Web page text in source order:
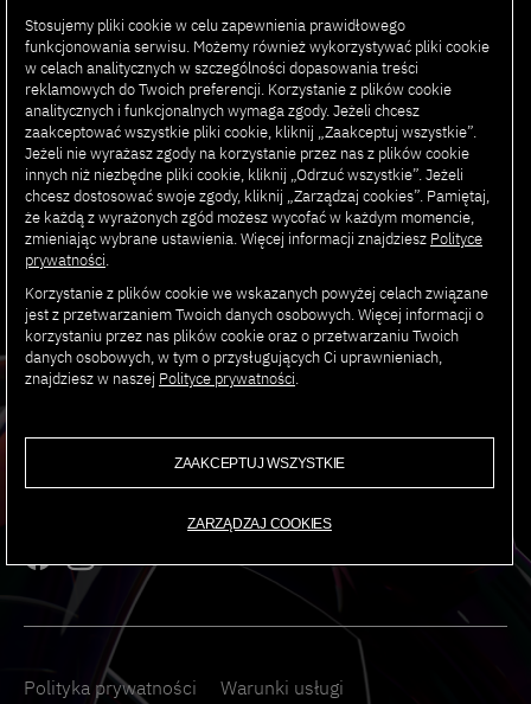
Kontakt
PROGRAM
PRELEGENCI
LOKALIZACJA
REJESTRACJA
PARTNERZY
KONTAKT
FAQ
REGULAMIN
WYDARZENIA
Polityka prywatności Warunki usługi
Stosujemy pliki cookie w celu zapewnienia prawidłowego
funkcjonowania serwisu. Możemy również wykorzystywać pliki cookie
w celach analitycznych w szczególności dopasowania treści
reklamowych do Twoich preferencji. Korzystanie z plików cookie
analitycznych i funkcjonalnych wymaga zgody. Jeżeli chcesz
zaakceptować wszystkie pliki cookie, kliknij „Zaakceptuj wszystkie”.
Jeżeli nie wyrażasz zgody na korzystanie przez nas z plików cookie
innych niż niezbędne pliki cookie, kliknij „Odrzuć wszystkie”. Jeżeli
chcesz dostosować swoje zgody, kliknij „Zarządzaj cookies”. Pamiętaj,
że każdą z wyrażonych zgód możesz wycofać w każdym momencie,
zmieniając wybrane ustawienia. Więcej informacji znajdziesz Polityce
prywatności.
Korzystanie z plików cookie we wskazanych powyżej celach związane
jest z przetwarzaniem Twoich danych osobowych. Więcej informacji o
korzystaniu przez nas plików cookie oraz o przetwarzaniu Twoich
danych osobowych, w tym o przysługujących Ci uprawnieniach,
znajdziesz w naszej Polityce prywatności.
ZAAKCEPTUJ WSZYSTKIE
ZARZĄDZAJ COOKIES